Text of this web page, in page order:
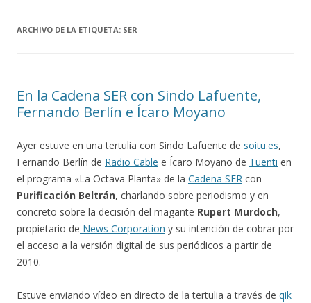
ARCHIVO DE LA ETIQUETA: SER
En la Cadena SER con Sindo Lafuente,
Fernando Berlín e Ícaro Moyano
Ayer estuve en una tertulia con Sindo Lafuente de soitu.es,
Fernando Berlín de Radio Cable e Ícaro Moyano de Tuenti en
el programa «La Octava Planta» de la Cadena SER con
Purificación Beltrán, charlando sobre periodismo y en
concreto sobre la decisión del magante Rupert Murdoch,
propietario de News Corporation y su intención de cobrar por
el acceso a la versión digital de sus periódicos a partir de
2010.
Estuve enviando vídeo en directo de la tertulia a través de qik